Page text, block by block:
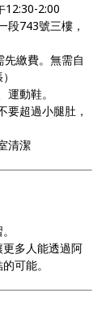
12:30-2:00
段743號三樓，
繳費。無需自
動鞋。
要超過小腿肚，
清潔
多人能透過阿
可能。